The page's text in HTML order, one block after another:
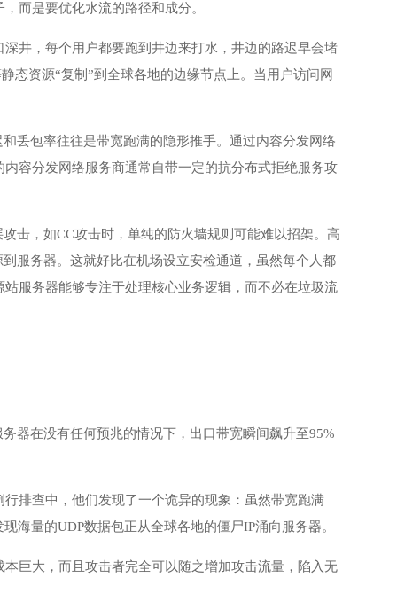
而是要优化水流的路径和成分。
井，每个用户都要跑到井边来打水，井边的路迟早会堵
态资源“复制”到全球各地的边缘节点上。当用户访问网
丢包率往往是带宽跑满的隐形推手。通过内容分发网络
容分发网络服务商通常自带一定的抗分布式拒绝服务攻
击，如CC攻击时，单纯的防火墙规则可能难以招架。高
服务器。这就好比在机场设立安检通道，虽然每个人都
服务器能够专注于处理核心业务逻辑，而不必在垃圾流
器在没有任何预兆的情况下，出口带宽瞬间飙升至95%
排查中，他们发现了一个诡异的现象：虽然带宽跑满
海量的UDP数据包正从全球各地的僵尸IP涌向服务器。
巨大，而且攻击者完全可以随之增加攻击流量，陷入无